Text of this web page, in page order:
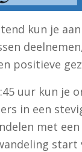
kun je aan
positieve
uur kun je
in een
met
start